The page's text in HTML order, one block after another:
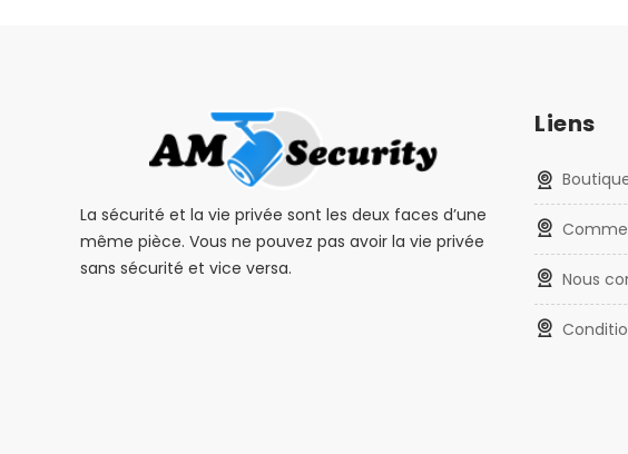
La sécurité et la vie privée sont les deux faces d’une
même pièce. Vous ne pouvez pas avoir la vie privée
sans sécurité et vice versa.
Liens
Nous